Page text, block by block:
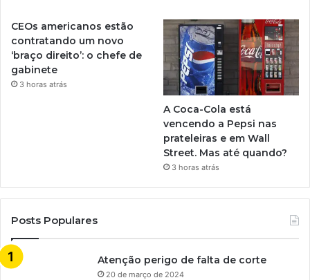
CEOs americanos estão
contratando um novo
‘braço direito’: o chefe de
gabinete
3 horas atrás
A Coca-Cola está
vencendo a Pepsi nas
prateleiras e em Wall
Street. Mas até quando?
3 horas atrás
Posts Populares
Atenção perigo de falta de corte
20 de março de 2024